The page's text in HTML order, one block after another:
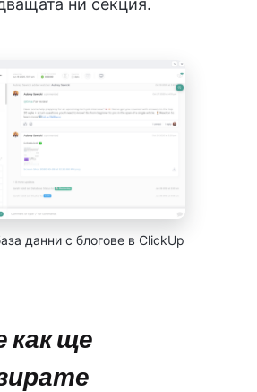
ни секция.
данни с блогове в ClickUp
ще